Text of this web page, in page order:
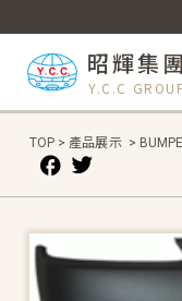
昭輝集團
Y.C.C
TOP > 產品展示 >